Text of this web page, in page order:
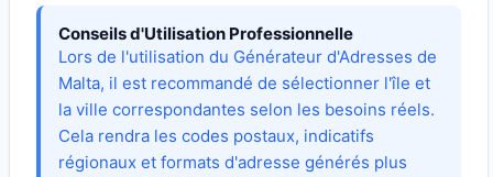
Conseils d'Utilisation Professionnelle
Lors de l'utilisation du Générateur d'Adresses de
Malta, il est recommandé de sélectionner l'île et
la ville correspondantes selon les besoins réels.
Cela rendra les codes postaux, indicatifs
régionaux et formats d'adresse générés plus